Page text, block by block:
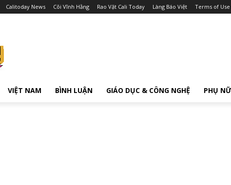
Calitoday News Cõi Vĩnh Hằng Rao Vặt Cali Today Làng Báo Việt Terms of Use
VIỆT NAM BÌNH LUẬN GIÁO DỤC & CÔNG NGHỆ PHỤ NỮ